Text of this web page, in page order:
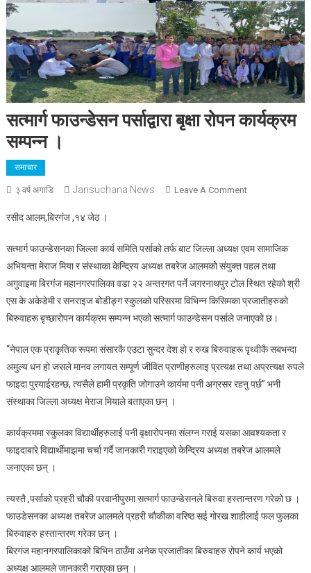
सत्मार्ग फाउन्डेसन पर्साद्वारा बृक्षा रोपन कार्यक्रम
सम्पन्न ।
समाचार
३ वर्ष अगाडि Jansuchana News Leave A CommentOn
बृक्षा
रोपन
कार्यक्रम
सम्पन्न
।
रसीद आलम,बिरगंज ,१४ जेठ ।
सत्मार्ग फाउन्डेसनका जिल्ला कार्य समिति पर्साको तर्फ बाट जिल्ला अध्यक्ष एवम सामाजिक
अभियन्ता मेराज मिया र संस्थाका केन्द्रिय अध्यक्ष तबरेज आलमको संयुक्त पहल तथा
अगुवाइमा बिरगंज महानगरपालिका वडा २२ अन्तरगत पर्ने जगरनाथपुर टोल स्थित रहेको श्री
एस के अकेडेमी र सनराइज बोडीङ्ग स्कुलको परिसरमा विभिन्न किसिमका प्रजातीहरुको
बिरुवाहरू बृच्छारोपन कार्यक्रम सम्पन्न भएको सत्मार्ग फाउन्डेसन पर्साले जनाएको छ।
“नेपाल एक प्राकृतिक रूपमा संसारकै एउटा सुन्दर देश हो र रुख बिरुवाहरू पृथ्वीकै सबभन्दा
अमुल्य धन हो जसले मानव लगायत सम्पूर्ण जीवित प्राणीहरुलाइ प्रत्यक्ष तथा अप्रत्यक्ष रुपले
फाइदा पुरयाईरहन्छ, त्यसैले हामी प्रकृति जोगाउने कार्यमा पनी अग्रसर रहनु पर्छ” भनी
संस्थाका जिल्ला अध्यक्ष मेराज मियाले बताएका छन् ।
कार्यक्रममा स्कुलका विद्यार्थीहरुलाई पनी वृक्षारोपनमा संलग्न गराई यसका आवश्यकता र
फाइदाबारे विद्यार्थीमाझमा चर्चा गर्दै जानकारी गराइएको केन्द्रिय अध्यक्ष तबरेज आलमले
जनाएका छन् ।
त्यस्तै ,पर्साको प्रहरी चौकी परवानीपुरमा सत्मार्ग फाउन्डेसनले बिरुवा हस्तान्तरण गरेको छ ।
फाउडेसनका अध्यक्ष तबरेज आलमले प्रहरी चौकीका वरिष्ठ सई गोरख शाहीलाई फल फुलका
बिरुवाहरु हस्तान्तरण गरेका छन् ।
बिरगंज महानगरपालिकाको बिभिन ठाउँमा अनेक प्रजातीका बिरुवाहरु रोपने कार्य भएको
अध्यक्ष आलमले जानकारी गराएका छन् ।